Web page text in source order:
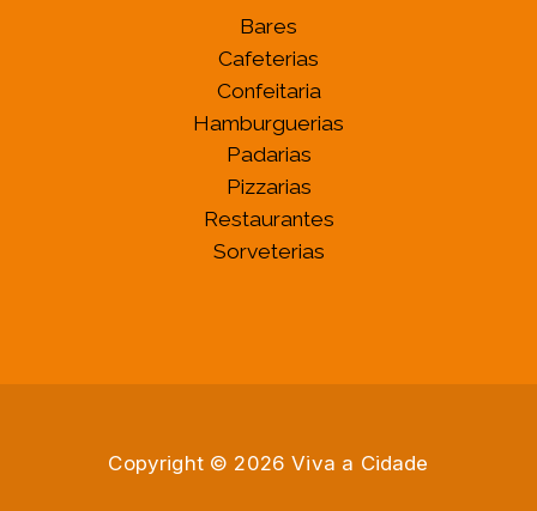
Bares
Cafeterias
Confeitaria
Hamburguerias
Padarias
Pizzarias
Restaurantes
Sorveterias
Copyright © 2026 Viva a Cidade